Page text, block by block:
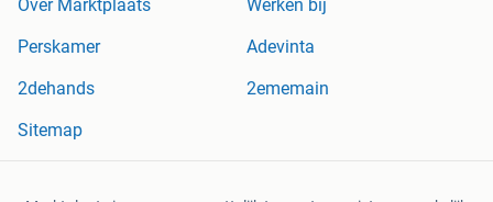
Over Marktplaats
Werken bij
Perskamer
Adevinta
2dehands
2ememain
Sitemap